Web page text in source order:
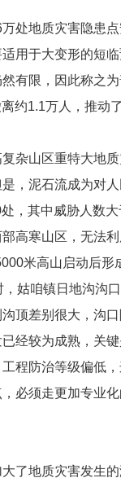
处地质灾害隐
用于大变形的短
有限，因此称之
1.1万人，推动
杂山区重特大地
，泥石流成为对
，其中威胁人数
高寒山区，无法
米高山启动后
姑咱镇日地沟沟
顶差别很大，沟
经较为成熟，关
程防治等级偏低
须走更加专业
了地质灾害发生